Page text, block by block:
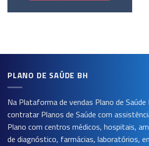
PLANO DE SAÚDE BH
Na Plataforma de vendas Plano de Saúde
contratar Planos de Saúde com
Plano com centros médicos, hospitais,
de diagnóstico, farmácias, laboratórios,